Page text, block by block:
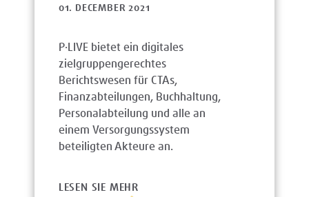
01. DECEMBER 2021
P·LIVE bietet ein digitales
zielgruppengerechtes
Berichtswesen für CTAs,
Finanzabteilungen, Buchhaltung,
Personalabteilung und alle an
einem Versorgungssystem
beteiligten Akteure an.
LESEN SIE MEHR